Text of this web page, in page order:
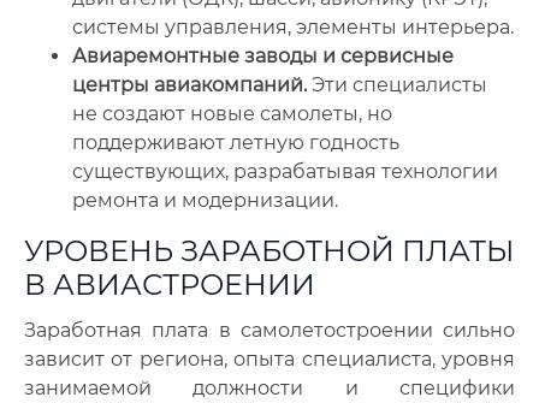
системы управления, элементы интерьера.
Авиаремонтные заводы и сервисные
центры авиакомпаний.Эти специалисты
не создают новые самолеты, но
поддерживают летную годность
существующих, разрабатывая технологии
ремонта и модернизации.
УРОВЕНЬ ЗАРАБОТНОЙ ПЛАТЫ
В АВИАСТРОЕНИИ
Заработная плата в самолетостроении сильно
зависит от региона, опыта специалиста, уровня
занимаемой должности и специфики